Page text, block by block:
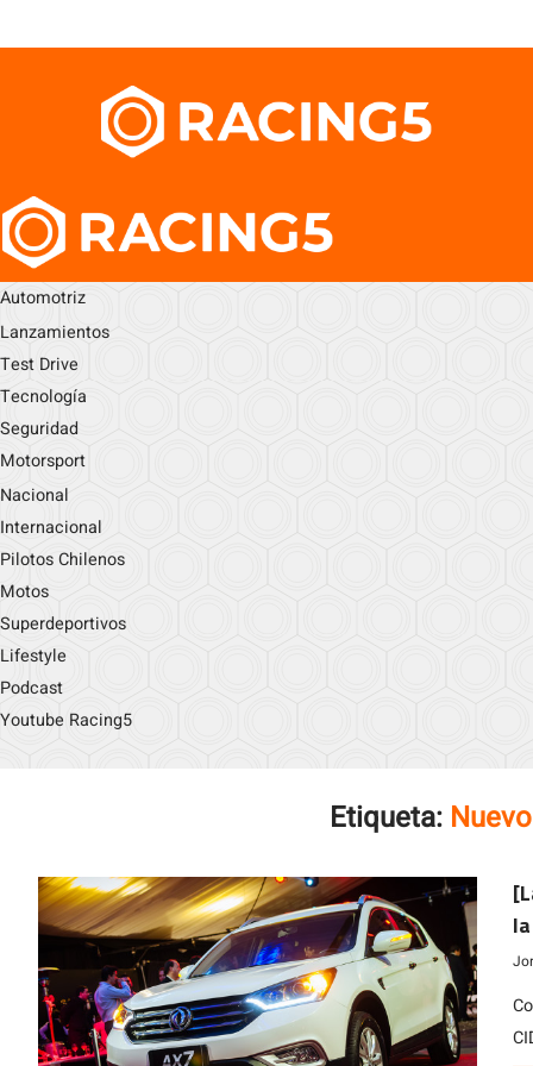
Automotriz
Lanzamientos
Test Drive
Tecnología
Seguridad
Motorsport
Nacional
Internacional
Pilotos Chilenos
Motos
Superdeportivos
Lifestyle
Podcast
Youtube Racing5
Etiqueta: